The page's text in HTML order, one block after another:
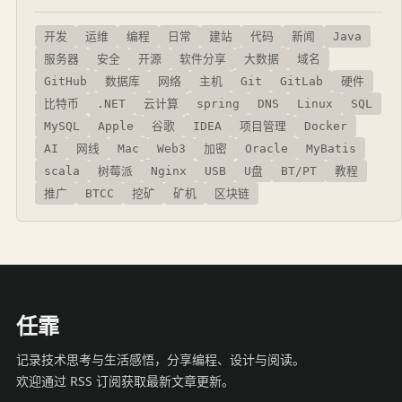
开发 运维 编程 日常 建站 代码 新闻
Java
服务器
安全 开源 软件分享 大数据
域名
GitHub
数据库 网络 主机 Git GitLab
硬件
比特币
.NET 云计算 spring DNS Linux
SQL
MySQL
Apple 谷歌 IDEA 项目管理
Docker
AI
网线 Mac Web3 加密 Oracle
MyBatis
scala
树莓派 Nginx USB U盘 BT/PT
教程
推广
BTCC 挖矿 矿机 区块链
任霏
记录技术思考与生活感悟，分享编程、设计与阅读。
欢迎通过 RSS 订阅获取最新文章更新。